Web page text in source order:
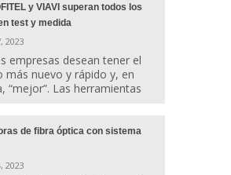
y VIAVI superan todos los
test y medida
2023
empresas desean tener el
más nuevo y rápido y, en
“mejor”. Las herramientas
de fibra óptica con sistema
2023